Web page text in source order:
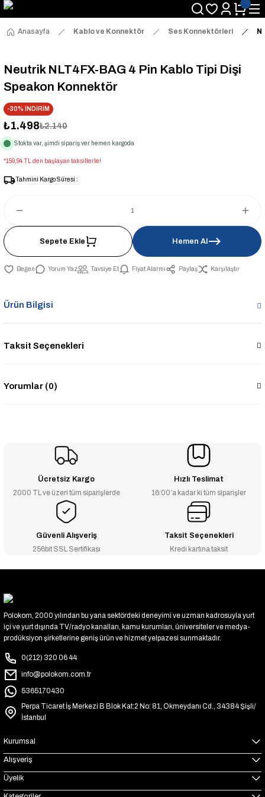
Anasayfa Kablo ve Konnektör Ses Konnektörleri
Neutrik NLT4FX-BAG 4 Pin Kablo Tipi Dişi
Speakon Konnektör
-30% İNDİRİM
₺1.498₺2.140
Stokta var, şimdi sipariş ver hemen kargoda
*159,94 TL den başlayan taksitlerle!
Tahmini Kargo Süresi :
Sepete Ekle Hemen Al
Yorum Yaz Tavsiye Et Fiyat Alarmı Paylaş Karşılaştır
Ürün Bilgisi
Taksit Seçenekleri
Yorumlar (0)
Ücretsiz Kargo
2000 TL ve üzeri tüm siparişlerde
Hızlı Teslimat
16:00’a kadar ki tüm siparişler
Güvenli Alışveriş
256bit SSL Sertifikası
Taksit Seçenekleri
Kredi kartına taksit
Polokom, 2000 yılından bu yana sektördeki deneyimi ve uzman kadrosuyla yurt
içi ve yurt dışında TV/radyo kanalları, kamu kurumları, üniversiteler ve medya-
prodüksiyon şirketlerine geniş ürün ve hizmet yelpazesi sunmaktadır.
0(212) 320 06 44
info@polokom.com.tr
5365170430
Perpa Ticaret İş Merkezi B Blok Kat:2 No: 81, Okmeydanı Cd., 34384 Şişli/
İstanbul
Kurumsal
Alışveriş
Üyelik